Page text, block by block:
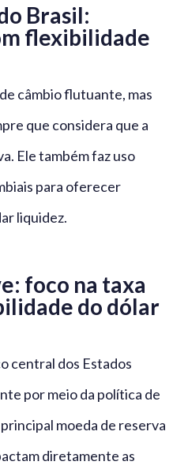
Brasil:
flexibilidade
câmbio flutuante, mas
que considera que a
Ele também faz uso
para oferecer
liquidez.
foco na taxa
do dólar
central dos Estados
por meio da política de
moeda de reserva
diretamente as